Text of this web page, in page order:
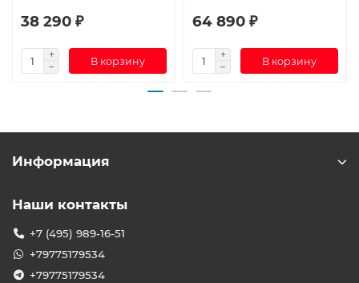
38 290 ₽
В корзину
64 890 ₽
В корзину
Информация
Наши контакты
+7 (495) 989-16-51
+79775179534
+79775179534